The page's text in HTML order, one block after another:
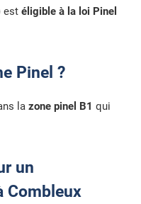
est éligible à la loi Pinel
Pinel ?
la zone pinel B1 qui
un
Combleux